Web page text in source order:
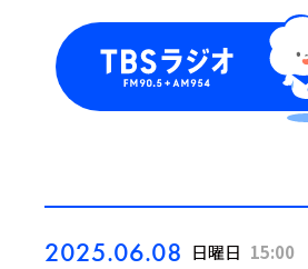
2025.06.08 日曜日 15:00